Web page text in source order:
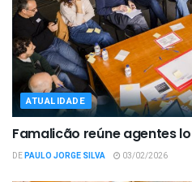
ATUALIDADE
Famalicão reúne agentes
DEPAULO JORGE SILVA 03/02/2026